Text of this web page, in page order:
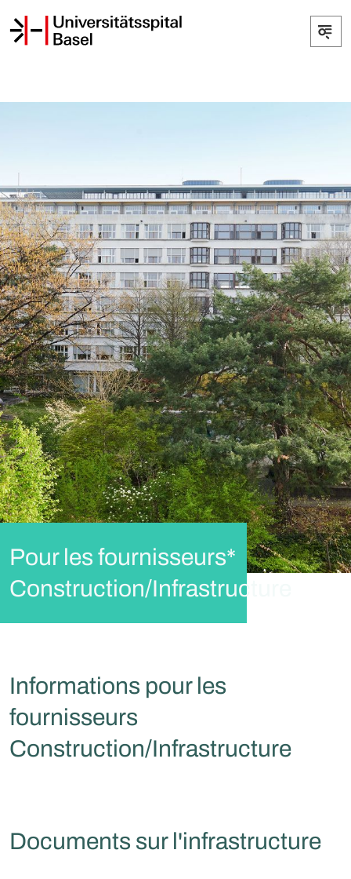
Pour les fournisseurs*
Construction/Infrastructure
Informations pour les
fournisseurs
Construction/Infrastructure
Documents sur l'infrastructure